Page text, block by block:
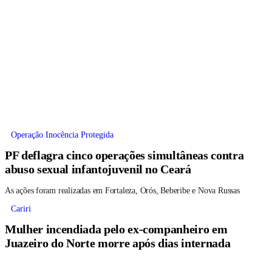
Operação Inocência Protegida
PF deflagra cinco operações simultâneas contra
abuso sexual infantojuvenil no Ceará
As ações foram realizadas em Fortaleza, Orós, Beberibe e Nova Russas
Cariri
Mulher incendiada pelo ex-companheiro em
Juazeiro do Norte morre após dias internada